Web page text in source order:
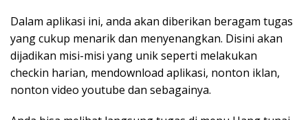
Dalam aplikasi ini, anda akan diberikan beragam tugas
yang cukup menarik dan menyenangkan. Disini akan
dijadikan misi-misi yang unik seperti melakukan
checkin harian, mendownload aplikasi, nonton iklan,
nonton video youtube dan sebagainya.